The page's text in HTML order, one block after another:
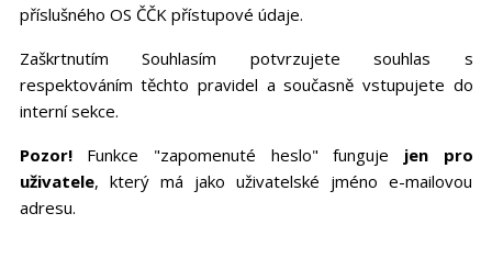
příslušného OS ČČK přístupové údaje.
Zaškrtnutím Souhlasím potvrzujete souhlas s
respektováním těchto pravidel a současně vstupujete do
interní sekce.
Pozor!Funkce "zapomenuté heslo" funguje jen pro
uživatele, který má jako uživatelské jméno e-mailovou
adresu.